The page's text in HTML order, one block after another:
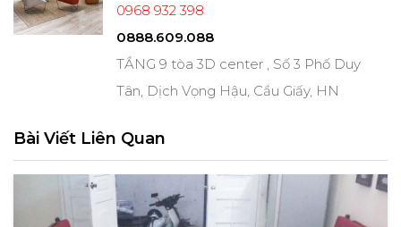
0968 932 398
0888.609.088
TẦNG 9 tòa 3D center , Số 3 Phố Duy
Tân, Dịch Vọng Hậu, Cầu Giấy, HN
Bài Viết Liên Quan